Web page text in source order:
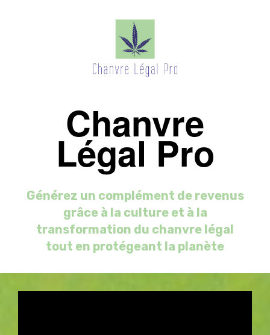
Chanvre
Légal Pro
Générez un complément de revenus
grâce à la culture et à la
transformation du chanvre légal
tout en protégeant la planète